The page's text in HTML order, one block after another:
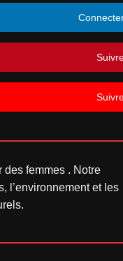
des femmes . Notre
l’environnement et les